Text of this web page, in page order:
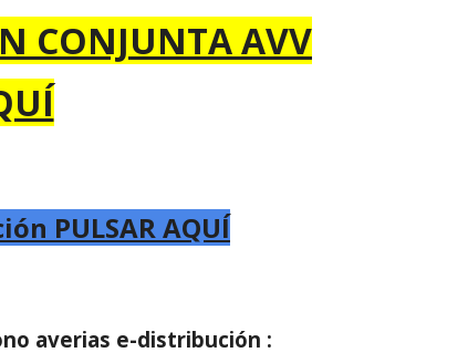
CONJUNTA AVV
PULSAR AQUÍ
averias e-distribución :